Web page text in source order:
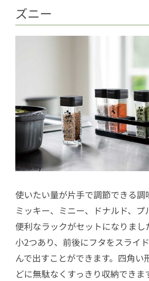
ズニー
使いたい量が片手で調節できる調
ミッキー、ミニー、ドナルド、プ
便利なラックがセットになりまし
小2つあり、前後にフタをスライ
んで出すことができます。四角い
どに無駄なくすっきり収納できま